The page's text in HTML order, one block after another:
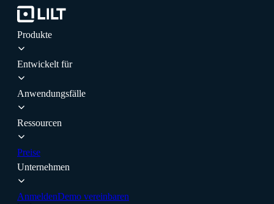
Produkte
Entwickelt für
Anwendungsfälle
Ressourcen
Preise
Unternehmen
AnmeldenDemo vereinbaren